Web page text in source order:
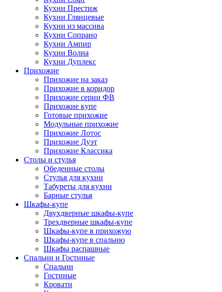
Кухни Престиж
Кухни Глянцевые
Кухни из массива
Кухни Сопрано
Кухни Ампир
Кухни Волна
Кухни Дуплекс
Прихожие
Прихожие на заказ
Прихожие в коридор
Прихожие серии ФВ
Прихожие купе
Готовые прихожие
Модульные прихожие
Прихожие Лотос
Прихожие Дуэт
Прихожие Классика
Столы и стулья
Обеденные столы
Стулья для кухни
Табуреты для кухни
Барные стулья
Шкафы-купе
Двухдверные шкафы-купе
Трехдверные шкафы-купе
Шкафы-купе в прихожую
Шкафы-купе в спальню
Шкафы распашные
Спальни и Гостиные
Спальни
Гостиные
Кровати